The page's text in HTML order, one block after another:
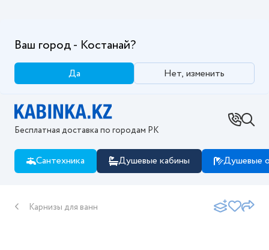
Ваш город - Костанай?
Да Нет, изменить
Бесплатная доставка по городам РК
Сантехника Душевые кабины Душевые
Карнизы для ванн